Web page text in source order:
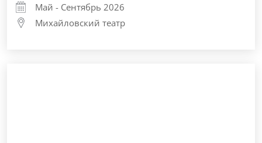
Май - Сентябрь 2026
Михайловский театр